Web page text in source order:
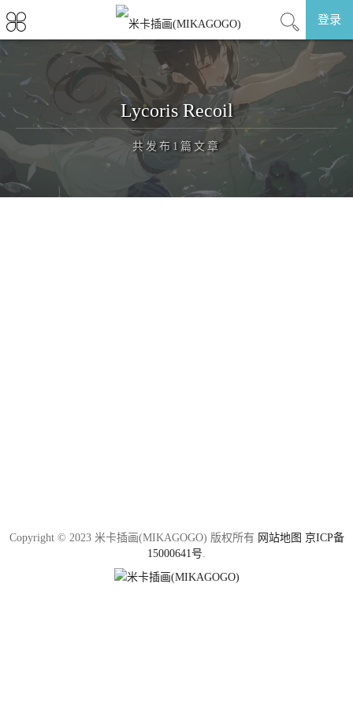
登录
Lycoris Recoil
共发布1篇文章
Copyright © 2023 米卡插画(MIKAGOGO) 版权所有 网站地图 京ICP备
15000641号.